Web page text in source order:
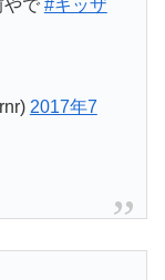
やで #キッザ
2017年7